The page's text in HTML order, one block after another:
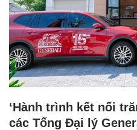
‘Hành trình kết nối
các Tổng Đại lý